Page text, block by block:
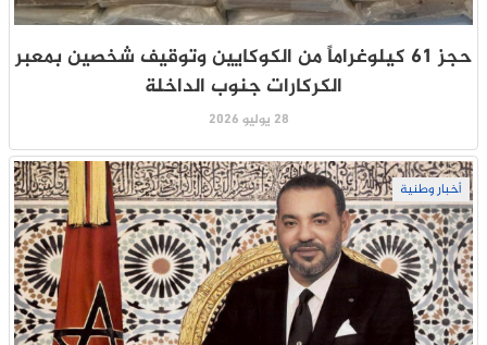
حجز 61 كيلوغراماً من الكوكايين وتوقيف شخصين بمعبر
الكركارات جنوب الداخلة
28 يوليو 2026
أخبار وطنية